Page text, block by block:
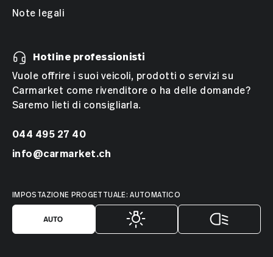
Note legali
Hotline professionisti
Vuole offrire i suoi veicoli, prodotti o servizi su
Carmarket come rivenditore o ha delle domande?
Saremo lieti di consigliarla.
044 495 27 40
info@carmarket.ch
IMPOSTAZIONE PROGETTUALE: AUTOMATICO